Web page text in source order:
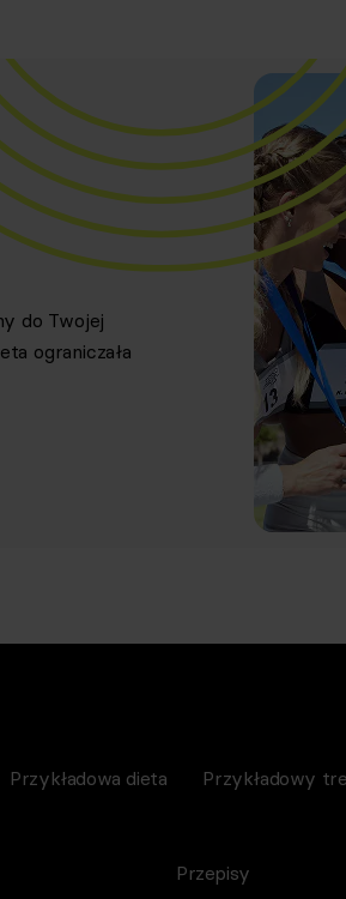
do Twojej
ograniczała
Przykładowa dieta Przykładowy
Przepisy